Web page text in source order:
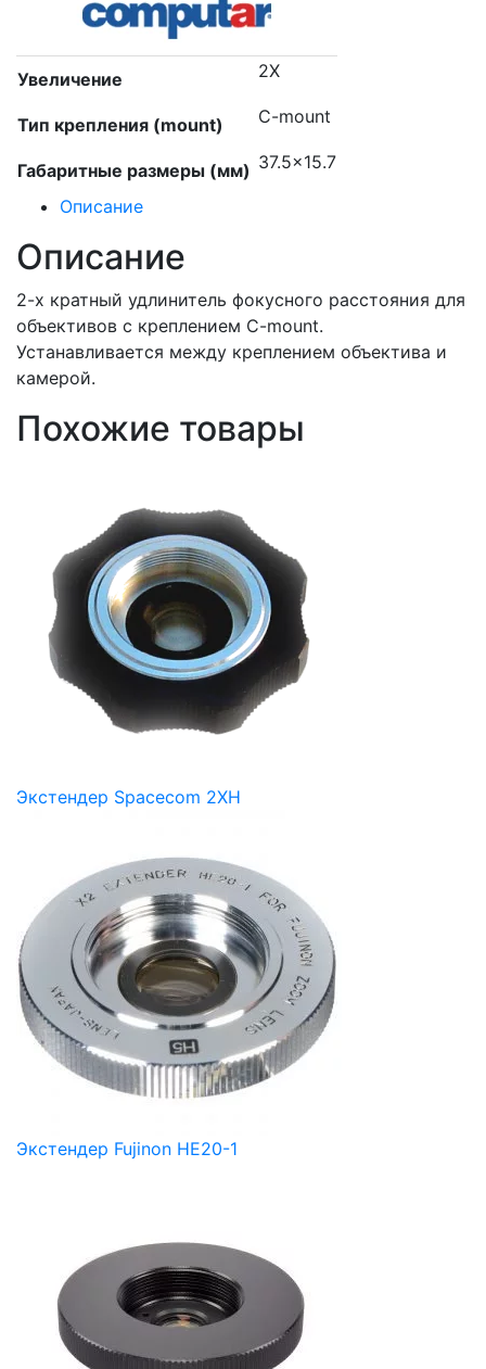
Увеличение 2X
Тип крепления (mount) C-mount
Габаритные размеры (мм) 37.5×15.7
Описание
Описание
2-х кратный удлинитель фокусного расстояния для
объективов с креплением C-mount.
Устанавливается между креплением объектива и
камерой.
Похожие товары
Экстендер Spacecom 2XH
Экстендер Fujinon HE20-1